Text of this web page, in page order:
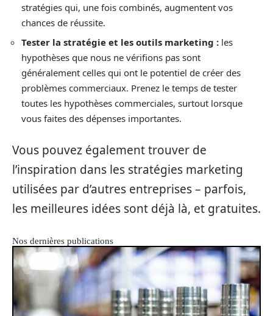
stratégies qui, une fois combinés, augmentent vos
chances de réussite.
Tester la stratégie et les outils marketing : les
hypothèses que nous ne vérifions pas sont
généralement celles qui ont le potentiel de créer des
problèmes commerciaux. Prenez le temps de tester
toutes les hypothèses commerciales, surtout lorsque
vous faites des dépenses importantes.
Vous pouvez également trouver de
l’inspiration dans les stratégies marketing
utilisées par d’autres entreprises – parfois,
les meilleures idées sont déjà là, et gratuites.
Nos dernières publications